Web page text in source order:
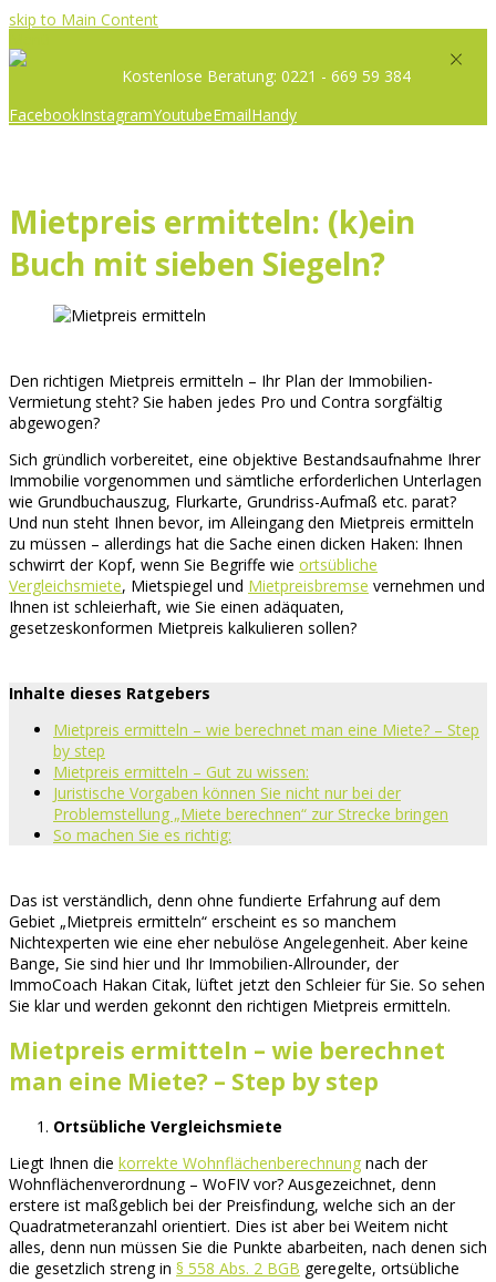
skip to Main Content
Kostenlose Beratung: 0221 - 669 59 384
FacebookInstagramYoutubeEmailHandy
Mietpreis ermitteln: (k)ein
Buch mit sieben Siegeln?
Den richtigen Mietpreis ermitteln – Ihr Plan der Immobilien-
Vermietung steht? Sie haben jedes Pro und Contra sorgfältig
abgewogen?
Sich gründlich vorbereitet, eine objektive Bestandsaufnahme Ihrer
Immobilie vorgenommen und sämtliche erforderlichen Unterlagen
wie Grundbuchauszug, Flurkarte, Grundriss-Aufmaß etc. parat?
Und nun steht Ihnen bevor, im Alleingang den Mietpreis ermitteln
zu müssen – allerdings hat die Sache einen dicken Haken: Ihnen
schwirrt der Kopf, wenn Sie Begriffe wie ortsübliche
Vergleichsmiete, Mietspiegel und Mietpreisbremse vernehmen und
Ihnen ist schleierhaft, wie Sie einen adäquaten,
gesetzeskonformen Mietpreis kalkulieren sollen?
Inhalte dieses Ratgebers
Mietpreis ermitteln – wie berechnet man eine Miete? – Step
by step
Mietpreis ermitteln – Gut zu wissen:
Juristische Vorgaben können Sie nicht nur bei der
Problemstellung „Miete berechnen“ zur Strecke bringen
So machen Sie es richtig:
Das ist verständlich, denn ohne fundierte Erfahrung auf dem
Gebiet „Mietpreis ermitteln“ erscheint es so manchem
Nichtexperten wie eine eher nebulöse Angelegenheit. Aber keine
Bange, Sie sind hier und Ihr Immobilien-Allrounder, der
ImmoCoach Hakan Citak, lüftet jetzt den Schleier für Sie. So sehen
Sie klar und werden gekonnt den richtigen Mietpreis ermitteln.
Mietpreis ermitteln – wie berechnet
man eine Miete? – Step by step
Ortsübliche Vergleichsmiete
Liegt Ihnen die korrekte Wohnflächenberechnung nach der
Wohnflächenverordnung – WoFIV vor? Ausgezeichnet, denn
erstere ist maßgeblich bei der Preisfindung, welche sich an der
Quadratmeteranzahl orientiert. Dies ist aber bei Weitem nicht
alles, denn nun müssen Sie die Punkte abarbeiten, nach denen sich
die gesetzlich streng in § 558 Abs. 2 BGB geregelte, ortsübliche